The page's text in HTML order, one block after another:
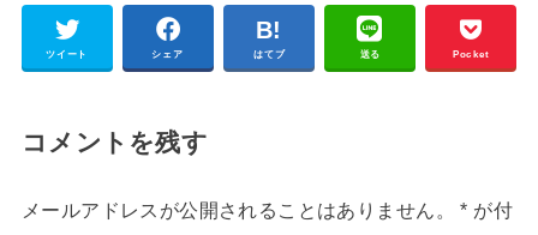
ツイート シェア はてブ 送る Pocket
コメントを残す
メールアドレスが公開されることはありません。 * が付